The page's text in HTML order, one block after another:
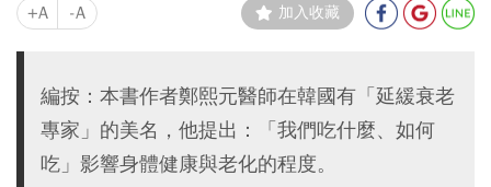
+A -A 加入收藏
編按：本書作者鄭熙元醫師在韓國有「延緩衰老
專家」的美名，他提出：「我們吃什麼、如何
吃」影響身體健康與老化的程度。